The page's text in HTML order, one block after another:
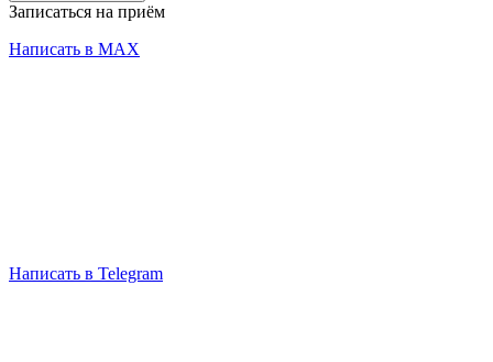
Записаться на приём
Написать в MAX
Написать в Telegram